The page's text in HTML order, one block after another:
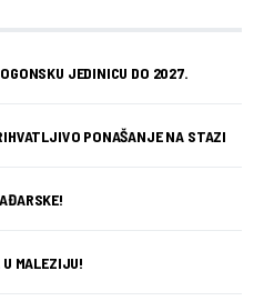
JEDINICU DO 2027.
PONAŠANJE NA STAZI
U MALEZIJU!